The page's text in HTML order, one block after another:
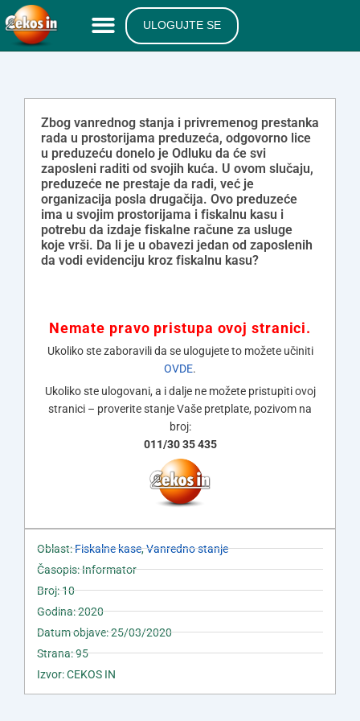
ULOGUJTE SE
Zbog vanrednog stanja i privremenog prestanka
rada u prostorijama preduzeća, odgovorno lice
u preduzeću donelo je Odluku da će svi
zaposleni raditi od svojih kuća. U ovom slučaju,
preduzeće ne prestaje da radi, već je
organizacija posla drugačija. Ovo preduzeće
ima u svojim prostorijama i fiskalnu kasu i
potrebu da izdaje fiskalne račune za usluge
koje vrši. Da li je u obavezi jedan od zaposlenih
da vodi evidenciju kroz fiskalnu kasu?
Nemate pravo pristupa ovoj stranici.
Ukoliko ste zaboravili da se ulogujete to možete učiniti
OVDE.
Ukoliko ste ulogovani, a i dalje ne možete pristupiti ovoj
stranici – proverite stanje Vaše pretplate, pozivom na
broj:
011/30 35 435
Oblast:Fiskalne kase,Vanredno stanje
Časopis: Informator
Broj: 10
Godina: 2020
Datum objave: 25/03/2020
Strana: 95
Izvor: CEKOS IN